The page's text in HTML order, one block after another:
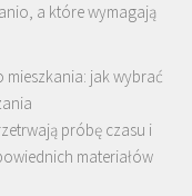
a które wymagają
jak wybrać
próbę czasu i
materiałów